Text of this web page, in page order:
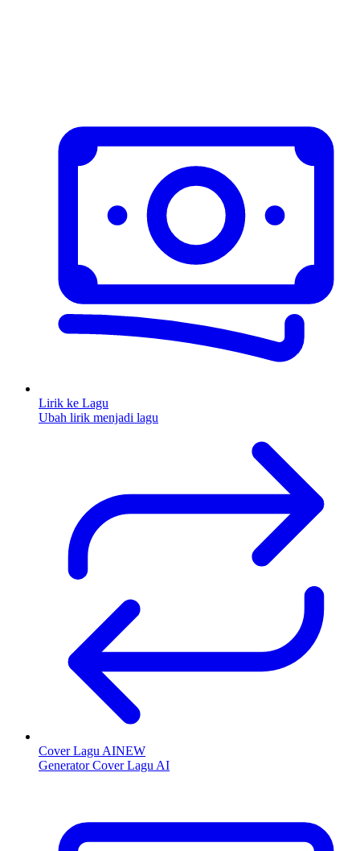
Lirik ke Lagu
Ubah lirik menjadi lagu
Cover Lagu AINEW
Generator Cover Lagu AI